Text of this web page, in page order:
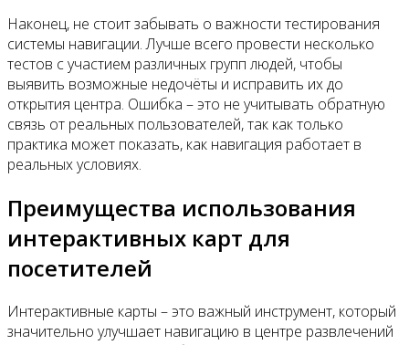
Наконец, не стоит забывать о важности тестирования
системы навигации. Лучше всего провести несколько
тестов с участием различных групп людей, чтобы
выявить возможные недочёты и исправить их до
открытия центра. Ошибка – это не учитывать обратную
связь от реальных пользователей, так как только
практика может показать, как навигация работает в
реальных условиях.
Преимущества использования
интерактивных карт для
посетителей
Интерактивные карты – это важный инструмент, который
значительно улучшает навигацию в центре развлечений